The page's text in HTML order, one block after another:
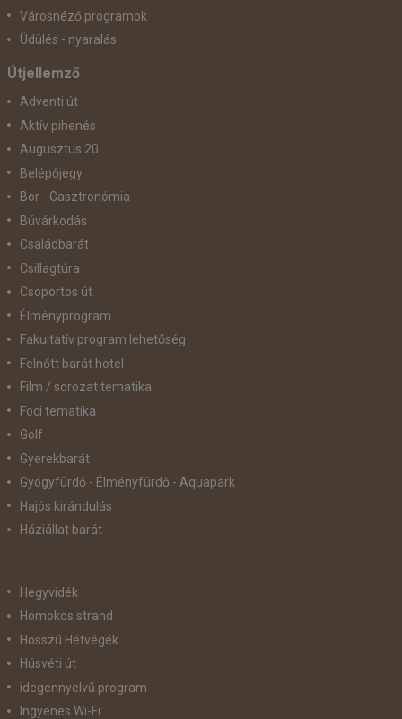
Városnéző programok
Üdülés - nyaralás
Útjellemző
Adventi út
Aktív pihenés
Augusztus 20
Belépőjegy
Bor - Gasztronómia
Búvárkodás
Családbarát
Csillagtúra
Csoportos út
Élményprogram
Fakultatív program lehetőség
Felnőtt barát hotel
Film / sorozat tematika
Foci tematika
Golf
Gyerekbarát
Gyógyfürdő - Élményfürdő - Aquapark
Hajós kirándulás
Háziállat barát
Hegyvidék
Homokos strand
Hosszú Hétvégék
Húsvéti út
idegennyelvű program
Ingyenes Wi-Fi